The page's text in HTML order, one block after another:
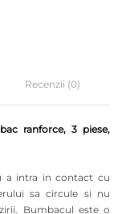
Recenzii (0)
ranforce, 3 piese,
a intra in contact cu
sa circule si nu
Bumbacul este o